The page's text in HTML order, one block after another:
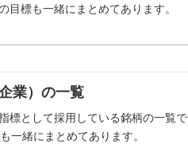
目標も一緒にまとめてあります。
業）の一覧
標として採用している銘柄の一覧で
一緒にまとめてあります。